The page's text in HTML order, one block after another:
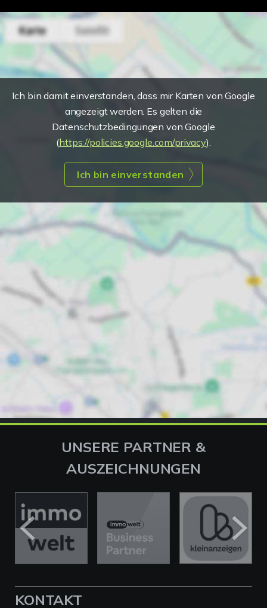
Ich bin damit einverstanden, dass mir Karten von Google
angezeigt werden. Es gelten die
Datenschutzbedingungen von Google
(https://policies.google.com/privacy).
Ich bin einverstanden
UNSERE PARTNER &
AUSZEICHNUNGEN
KONTAKT